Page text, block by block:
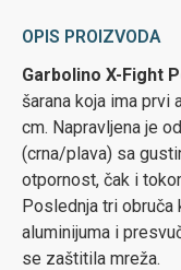
OPIS PROIZVODA
Garbolino X-Fight
šarana koja ima prvi
cm. Napravljena je
(crna/plava) sa
otpornost, čak i
Poslednja tri obruča
aluminijuma i
se zaštitila mreža.